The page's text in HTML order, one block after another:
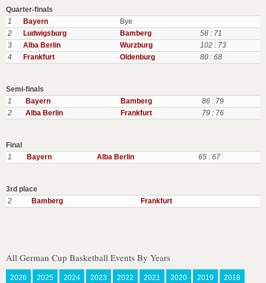
Quarter-finals
1
Bayern
Bye
2
Ludwigsburg Bamberg
58 : 71
3
Alba Berlin Wurzburg
102 : 73
4
Frankfurt Oldenburg 80 : 68
Semi-finals
1
Bayern Bamberg
86 : 79
2
Alba Berlin Frankfurt 79 : 76
Final
1
Bayern Alba Berlin 65 : 67
3rd place
2
Bamberg Frankfurt
All German Cup Basketball Events By Years
2026 2025 2024 2023 2022 2021 2020 2019 2018